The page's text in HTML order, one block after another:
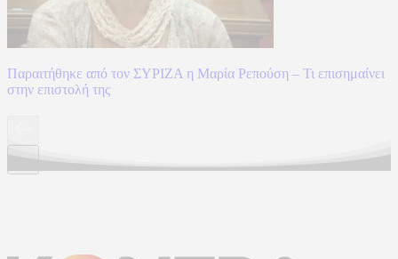
Παραιτήθηκε από τον ΣΥΡΙΖΑ η Μαρία Ρεπούση – Τι επισημαίνει
στην επιστολή της